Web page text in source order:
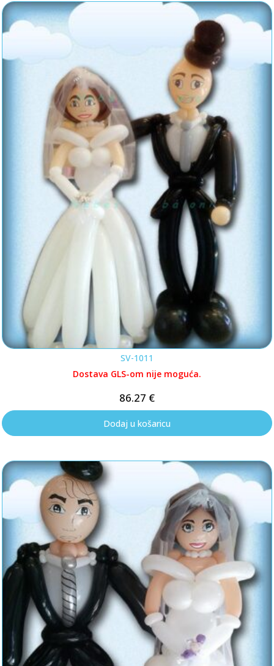
SV-1011
Dostava GLS-om nije moguća.
86.27 €
Dodaj u košaricu